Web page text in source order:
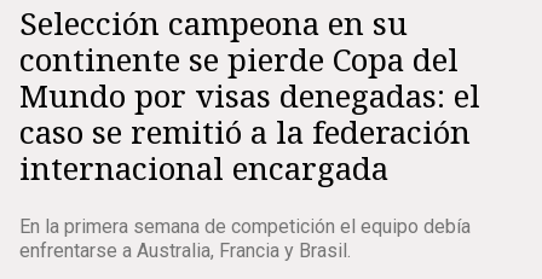
Selección campeona en su
continente se pierde Copa del
Mundo por visas denegadas: el
caso se remitió a la federación
internacional encargada
En la primera semana de competición el equipo debía
enfrentarse a Australia, Francia y Brasil.